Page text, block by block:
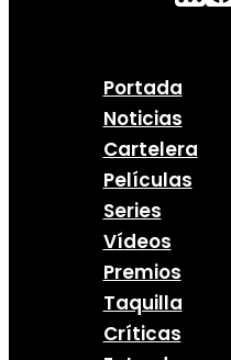
Portada
Noticias
Cartelera
Películas
Series
Vídeos
Premios
Taquilla
Críticas